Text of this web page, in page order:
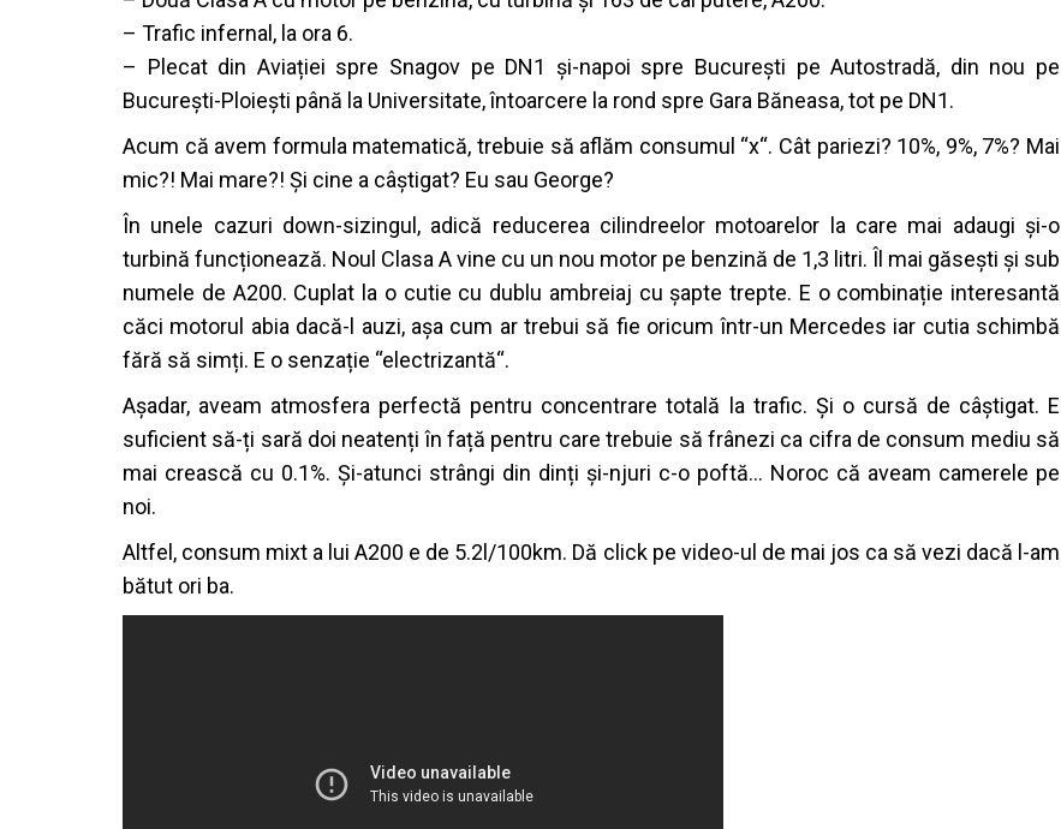
– Trafic infernal, la ora 6.
– Plecat din Aviației spre Snagov pe DN1 și-napoi spre București pe Autostradă, din nou pe
București-Ploiești până la Universitate, întoarcere la rond spre Gara Băneasa, tot pe DN1.
Acum că avem formula matematică, trebuie să aflăm consumul “x“. Cât pariezi? 10%, 9%, 7%? Mai
mic?! Mai mare?! Și cine a câștigat? Eu sau George?
În unele cazuri down-sizingul, adică reducerea cilindreelor motoarelor la care mai adaugi și-o
turbină funcționează. Noul Clasa A vine cu un nou motor pe benzină de 1,3 litri. Îl mai găsești și sub
numele de A200. Cuplat la o cutie cu dublu ambreiaj cu șapte trepte. E o combinație interesantă
căci motorul abia dacă-l auzi, așa cum ar trebui să fie oricum într-un Mercedes iar cutia schimbă
fără să simți. E o senzație “electrizantă“.
Așadar, aveam atmosfera perfectă pentru concentrare totală la trafic. Și o cursă de câștigat. E
suficient să-ți sară doi neatenți în față pentru care trebuie să frânezi ca cifra de consum mediu să
mai crească cu 0.1%. Și-atunci strângi din dinți și-njuri c-o poftă… Noroc că aveam camerele pe
noi.
Altfel, consum mixt a lui A200 e de 5.2l/100km. Dă click pe video-ul de mai jos ca să vezi dacă l-am
bătut ori ba.